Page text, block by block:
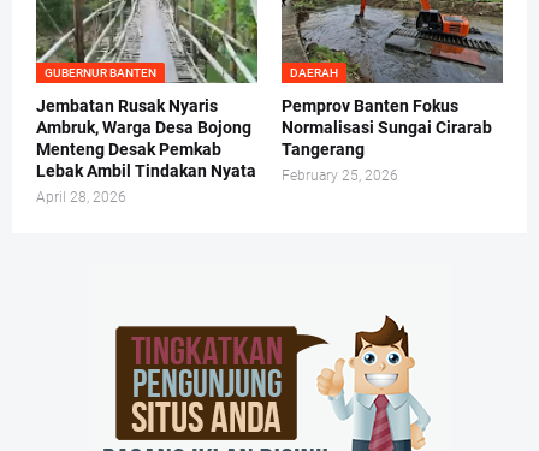
GUBERNUR BANTEN
Jembatan Rusak Nyaris
Ambruk, Warga Desa Bojong
Menteng Desak Pemkab
Lebak Ambil Tindakan Nyata
April 28, 2026
DAERAH
Pemprov Banten Fokus
Normalisasi Sungai Cirarab
Tangerang
February 25, 2026